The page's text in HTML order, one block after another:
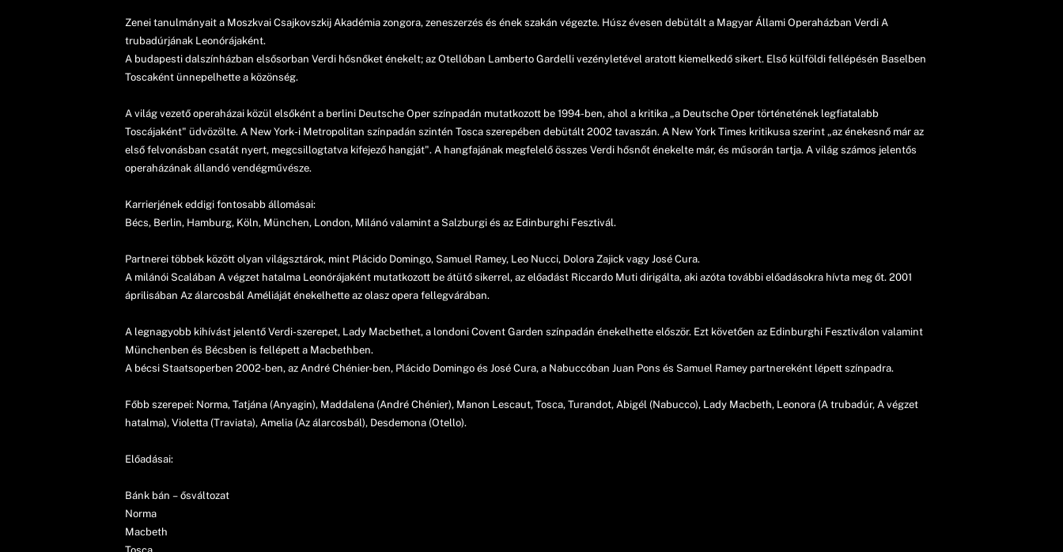
Zenei tanulmányait a Moszkvai Csajkovszkij Akadémia zongora, zeneszerzés és ének szakán végezte. Húsz évesen debütált a Magyar Állami Operaházban Verdi A
trubadúrjának Leonórájaként.
A budapesti dalszínházban elsősorban Verdi hősnőket énekelt; az Otellóban Lamberto Gardelli vezényletével aratott kiemelkedő sikert. Első külföldi fellépésén Baselben
Toscaként ünnepelhette a közönség.
A világ vezető operaházai közül elsőként a berlini Deutsche Oper színpadán mutatkozott be 1994-ben, ahol a kritika „a Deutsche Oper történetének legfiatalabb
Toscájaként" üdvözölte. A New York-i Metropolitan színpadán szintén Tosca szerepében debütált 2002 tavaszán. A New York Times kritikusa szerint „az énekesnő már az
első felvonásban csatát nyert, megcsillogtatva kifejező hangját". A hangfajának megfelelő összes Verdi hősnőt énekelte már, és műsorán tartja. A világ számos jelentős
operaházának állandó vendégművésze.
Karrierjének eddigi fontosabb állomásai:
Bécs, Berlin, Hamburg, Köln, München, London, Milánó valamint a Salzburgi és az Edinburghi Fesztivál.
Partnerei többek között olyan világsztárok, mint Plácido Domingo, Samuel Ramey, Leo Nucci, Dolora Zajick vagy José Cura.
A milánói Scalában A végzet hatalma Leonórájaként mutatkozott be átütő sikerrel, az előadást Riccardo Muti dirigálta, aki azóta további előadásokra hívta meg őt. 2001
áprilisában Az álarcosbál Améliáját énekelhette az olasz opera fellegvárában.
A legnagyobb kihívást jelentő Verdi-szerepet, Lady Macbethet, a londoni Covent Garden színpadán énekelhette először. Ezt követően az Edinburghi Fesztiválon valamint
Münchenben és Bécsben is fellépett a Macbethben.
A bécsi Staatsoperben 2002-ben, az André Chénier-ben, Plácido Domingo és José Cura, a Nabuccóban Juan Pons és Samuel Ramey partnereként lépett színpadra.
Főbb szerepei: Norma, Tatjána (Anyagin), Maddalena (André Chénier), Manon Lescaut, Tosca, Turandot, Abigél (Nabucco), Lady Macbeth, Leonora (A trubadúr, A végzet
hatalma), Violetta (Traviata), Amelia (Az álarcosbál), Desdemona (Otello).
Előadásai:
Bánk bán – ősváltozat
Norma
Macbeth